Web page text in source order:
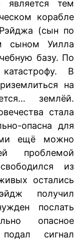
тем
корабле
(сын по
сыном Уилла
базу. По
В
на
землёй.
стала
опасна для
ещё можно
проблемой
из
остались
получил
послать
опасное
сигнал